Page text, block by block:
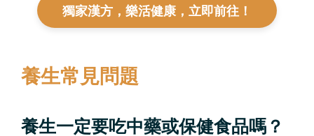
獨家漢方，樂活健康，立即前往！
養生常見問題
養生一定要吃中藥或保健食品嗎？